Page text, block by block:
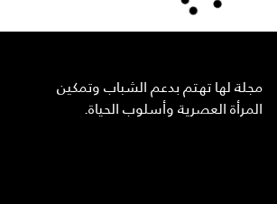
مجلة لها تهتم بدعم الشباب وتمكين
المرأة العصرية وأسلوب الحياة.